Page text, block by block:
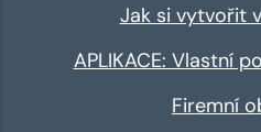
Jak si vytvořit
APLIKACE: Vlastní
Firemní